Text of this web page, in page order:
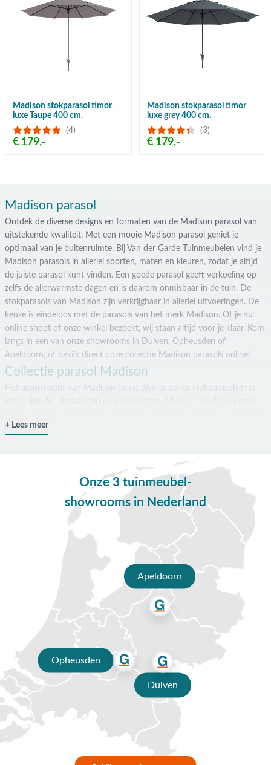
Madison stokparasol timor
luxe Taupe 400 cm.
(4)
€ 179,-
Madison stokparasol timor
luxe grey 400 cm.
(3)
€ 179,-
Madison parasol
Ontdek de diverse designs en formaten van de Madison parasol van
uitstekende kwaliteit. Met een mooie Madison parasol geniet je
optimaal van je buitenruimte. Bij Van der Garde Tuinmeubelen vind je
Madison parasols in allerlei soorten, maten en kleuren, zodat je altijd
de juiste parasol kunt vinden. Een goede parasol geeft verkoeling op
zelfs de allerwarmste dagen en is daarom onmisbaar in de tuin. De
stokparasols van Madison zijn verkrijgbaar in allerlei uitvoeringen. De
keuze is eindeloos met de parasols van het merk Madison. Of je nu
online shopt of onze winkel bezoekt, wij staan altijd voor je klaar. Kom
langs in een van onze showrooms in Duiven, Opheusden of
Apeldoorn, of bekijk direct onze collectie Madison parasols online!
Collectie parasol Madison
Van der Garde Tuinmeubelen vind je de perfecte Madison parasol
Madison Syros parasol
Madison Las Palmas parasol
Madison Timor parasol
Varianten Madison parasol
Bij Van der Garde Tuinmeubelen hebben we een ruime keuze aan
Madison parasols in verschillende maten en vormen. Of je nu een
grote parasol van 4 meter doorsnee wilt of liever een compactere
variant van 2 meter, wij hebben de perfecte optie voor jou. Kies uit
rechthoekige parasols zoals de Madison parasol Delos Luxe, vierkante
parasols zoals die uit de Madison parasol Delos Luxe-lijn, of ronde
parasols zoals de Madison parasol Flores Luxe. Daarnaast hebben we
ook diverse kleuropties, van sfeervol rood tot neutraal taupe. Bekijk
ons volledige assortiment voor hoogwaardige
verschillende merken.
Madison parasolvoet
Deze parasols worden standaard zonder parasolvoet geleverd. Ze zijn
verkrijgbaar in verschillende afmetingen, variërend van vierkant
300x300 cm tot een ronde Madison parasol met een diameter van
350 cm. De range beslaat afmetingen van 200 cm tot maar liefst 400
cm. Ontdek het assortiment en vind de Madison parasol die bij jou
Lees meer
Onze 3 tuinmeubel-
showrooms in Nederland
Apeldoorn
Opheusden
Duiven